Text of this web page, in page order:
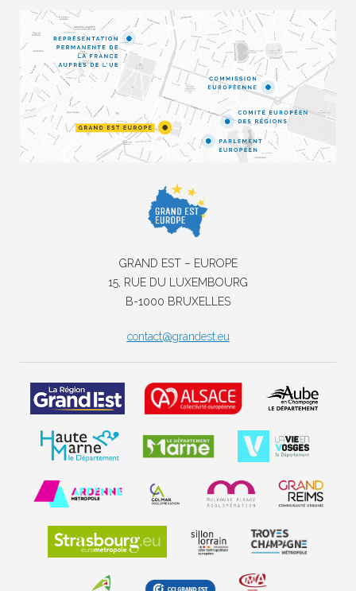
GRAND EST – EUROPE
15, RUE DU LUXEMBOURG
B-1000 BRUXELLES
contact@grandest.eu